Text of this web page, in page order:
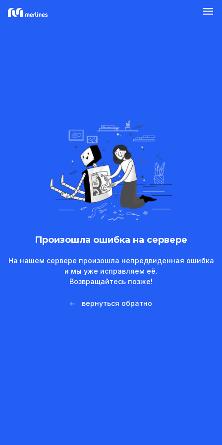
Произошла ошибка на сервере
На нашем сервере произошла непредвиденная ошибка
и мы уже исправляем её.
Возвращайтесь позже!
вернуться обратно